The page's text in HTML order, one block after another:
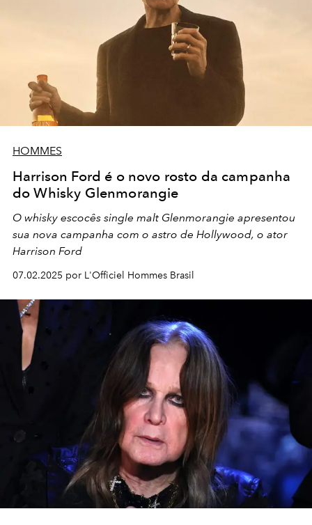
HOMMES
Harrison Ford é o novo rosto da campanha
do Whisky Glenmorangie
O whisky escocês single malt Glenmorangie apresentou
sua nova campanha com o astro de Hollywood, o ator
Harrison Ford
07.02.2025 por L'Officiel Hommes Brasil